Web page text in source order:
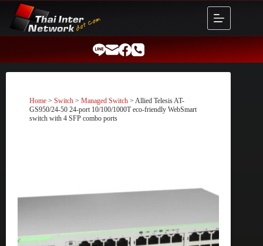
content
Home > Switch > Managed Switch > Allied Telesis AT-
GS950/24-50 24-port 10/100/1000T eco-friendly WebSmart
switch with 4 SFP combo ports